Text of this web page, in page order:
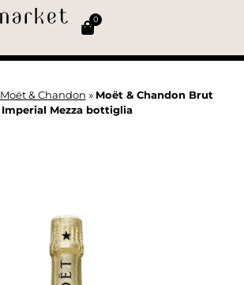
0
Moët & Chandon » Moët & Chandon Brut
Imperial Mezza bottiglia